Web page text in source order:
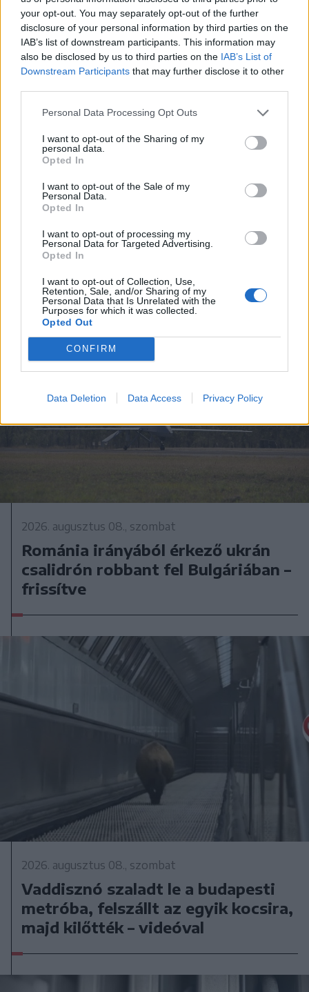
your opt-out. You may separately opt-out of the further
disclosure of your personal information by third parties on the
IAB’s list of downstream participants. This information may
also be disclosed by us to third parties on the IAB’s List of
Downstream Participants that may further disclose it to other
Personal Data Processing Opt Outs
I want to opt-out of the Sharing of my
personal data.
Opted In
I want to opt-out of the Sale of my
Personal Data.
Opted In
I want to opt-out of processing my
Personal Data for Targeted Advertising.
Opted In
I want to opt-out of Collection, Use,
Retention, Sale, and/or Sharing of my
Personal Data that Is Unrelated with the
Purposes for which it was collected.
Opted Out
CONFIRM
Data Deletion Data Access Privacy Policy
2026. augusztus 08., szombat
Baka András elfogadta a felkérést a
köztársasági elnöki tisztségre
2026. augusztus 08., szombat
Románia irányából érkező ukrán
csalidrón robbant fel Bulgáriában –
frissítve
2026. augusztus 08., szombat
Vaddisznó szaladt le a budapesti
metróba, felszállt az egyik kocsira,
majd kilőtték – videóval